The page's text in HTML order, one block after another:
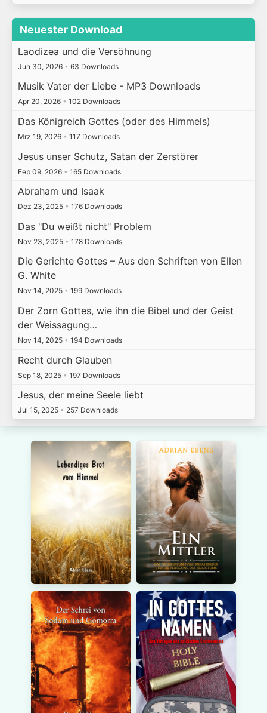
Neuester Download
Laodizea und die Versöhnung
Jun 30, 2026 • 63 Downloads
Musik Vater der Liebe - MP3 Downloads
Apr 20, 2026 • 102 Downloads
Das Königreich Gottes (oder des Himmels)
Mrz 19, 2026 • 117 Downloads
Jesus unser Schutz, Satan der Zerstörer
Feb 09, 2026 • 165 Downloads
Abraham und Isaak
Dez 23, 2025 • 176 Downloads
Das "Du weißt nicht" Problem
Nov 23, 2025 • 178 Downloads
Die Gerichte Gottes – Aus den Schriften von Ellen
G. White
Nov 14, 2025 • 199 Downloads
Der Zorn Gottes, wie ihn die Bibel und der Geist
der Weissagung…
Nov 14, 2025 • 194 Downloads
Recht durch Glauben
Sep 18, 2025 • 197 Downloads
Jesus, der meine Seele liebt
Jul 15, 2025 • 257 Downloads